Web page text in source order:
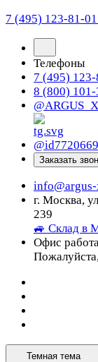
7 (495) 123-81-01
Телефоны
7 (495) 123-
8 (800)
Заказать
г. Москва,
239
🚙 Склад в
Офис
Темная тема